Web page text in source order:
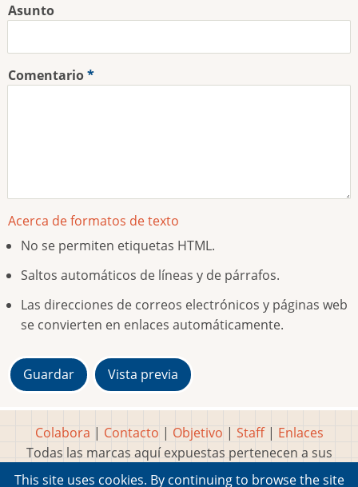
Asunto
Comentario
Acerca de formatos de texto
No se permiten etiquetas HTML.
Saltos automáticos de líneas y de párrafos.
Las direcciones de correos electrónicos y páginas web
se convierten en enlaces automáticamente.
Colabora | Contacto | Objetivo | Staff| Enlaces
Todas las marcas aquí expuestas pertenecen a sus
respectivos y legítimos dueños
This site uses cookies. By continuing to browse the site